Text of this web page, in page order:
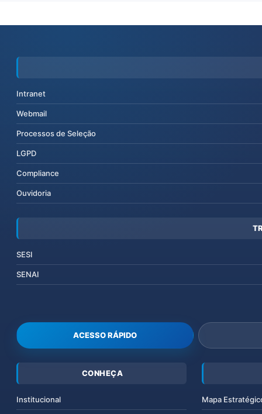
Intranet
Webmail
Processos de Seleção
LGPD
Compliance
Ouvidoria
SESI
SENAI
ACESSO RÁPIDO
CONHEÇA
Institucional Mapa